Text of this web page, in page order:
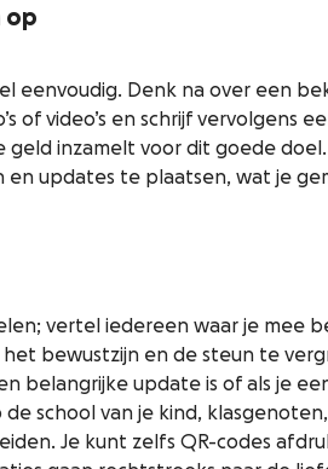
op
eenvoudig. Denk na over een
of video’s en schrijf vervolgens
inzamelt voor dit goede doel.
updates te plaatsen, wat je
vertel iedereen waar je mee
bewustzijn en de steun te
belangrijke update is of als je
de school van je kind,
Je kunt zelfs QR-codes